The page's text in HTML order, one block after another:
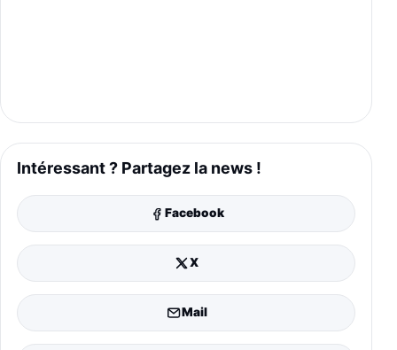
Intéressant ? Partagez la news !
Facebook
X
Mail